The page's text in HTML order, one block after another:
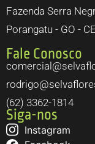
Fazenda Serra
Porangatu - GO -
Fale Conosco
(62) 3362-1814
Siga-nos
Instagram